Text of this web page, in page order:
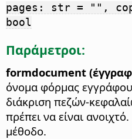
pages: str = "",
bool
Παράμετροι:
formdocument
όνομα φόρμας
διάκριση πεζών-
πρέπει να είναι
μέθοδο.